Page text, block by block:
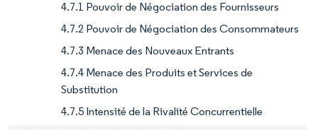
4.7.1 Pouvoir de Négociation des Fournisseurs
4.7.2 Pouvoir de Négociation des Consommateurs
4.7.3 Menace des Nouveaux Entrants
4.7.4 Menace des Produits et Services de
Substitution
4.7.5 Intensité de la Rivalité Concurrentielle